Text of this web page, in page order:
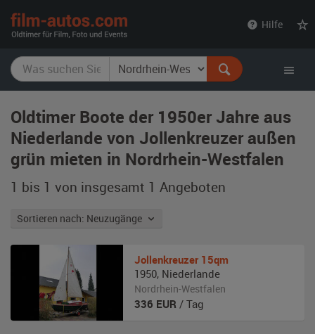
Hilfe
Oldtimer Boote der 1950er Jahre aus
Niederlande von Jollenkreuzer außen
grün mieten in Nordrhein-Westfalen
1 bis 1 von insgesamt 1 Angeboten
Sortieren nach: Neuzugänge
Jollenkreuzer 15qm
1950, Niederlande
Nordrhein-Westfalen
336 EUR / Tag